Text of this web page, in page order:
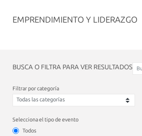
EMPRENDIMIENTO Y LIDERAZGO
BUSCA O FILTRA PARA VER RESULTADOS
Filtrar por categoría
Selecciona el tipo de evento
Todos